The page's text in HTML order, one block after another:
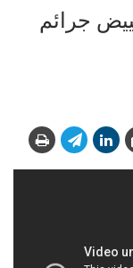
جرائم